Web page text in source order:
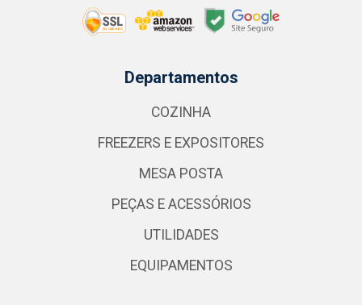
Departamentos
COZINHA
FREEZERS E EXPOSITORES
MESA POSTA
PEÇAS E ACESSÓRIOS
UTILIDADES
EQUIPAMENTOS